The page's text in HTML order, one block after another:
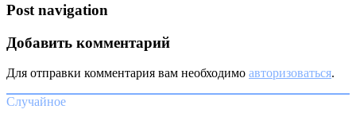
Post navigation
Добавить комментарий
Для отправки комментария вам необходимо авторизоваться.
Случайное